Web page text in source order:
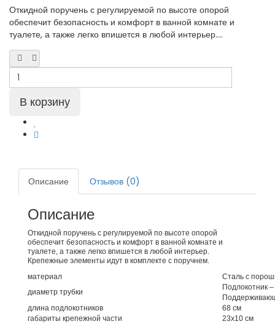
Откидной поручень с регулируемой по высоте опорой
обеспечит безопасность и комфорт в ванной комнате и
туалете, а также легко впишется в любой интерьер....
Описание Отзывов (0)
Описание
Откидной поручень с регулируемой по высоте опорой
обеспечит безопасность и комфорт в ванной комнате и
туалете, а также легко впишется в любой интерьер.
Крепежные элементы идут в комплекте с поручнем.
материал
Сталь с
диаметр трубки
Подлокотник
длина подлокотников
68 см
габариты крепежной части
23х10 см